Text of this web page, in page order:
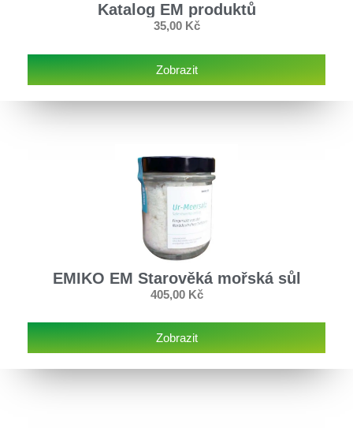
Katalog EM produktů
35,00 Kč
Zobrazit
EMIKO EM Starověká mořská sůl
405,00 Kč
Zobrazit